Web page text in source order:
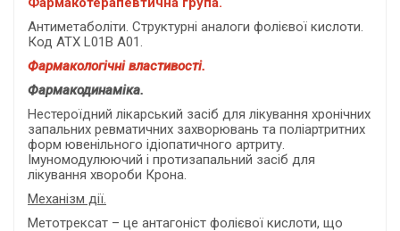
Антиметаболіти. Структурні аналоги фолієвої кислоти.
Код АТХ L01B A01.
Фармакологічні властивості.
Фармакодинаміка.
Нестероїдний лікарський засіб для лікування хронічних
запальних ревматичних захворювань та поліартритних
форм ювенільного ідіопатичного артриту.
Імуномодулюючий і протизапальний засіб для
лікування хвороби Крона.
Механізм дії.
Метотрексат – це антагоніст фолієвої кислоти, що